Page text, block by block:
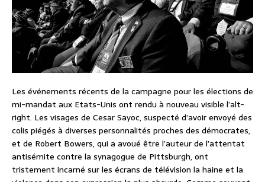
Les événements récents de la campagne pour les élections de
mi-mandat aux Etats-Unis ont rendu à nouveau visible l’alt-
right. Les visages de Cesar Sayoc, suspecté d’avoir envoyé des
colis piégés à diverses personnalités proches des démocrates,
et de Robert Bowers, qui a avoué être l’auteur de l’attentat
antisémite contre la synagogue de Pittsburgh, ont
tristement incarné sur les écrans de télévision la haine et la